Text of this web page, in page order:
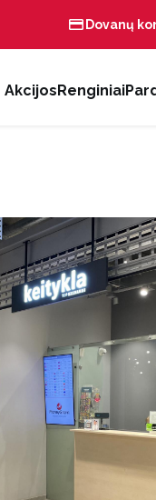
Dovanų
AkcijosRenginiai